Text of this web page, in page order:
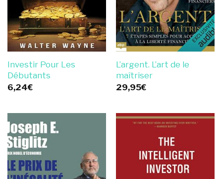
Investir Pour Les
Débutants
6,24€
L’argent. L’art de le
maîtriser
29,95€